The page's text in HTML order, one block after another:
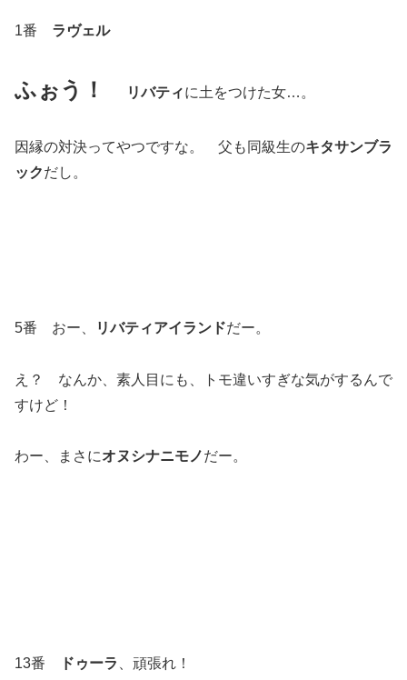
1番 ラヴェル
ふぉう！ リバティに土をつけた女…。
因縁の対決ってやつですな。 父も同級生のキタサンブラ
ックだし。
5番 おー、 リバティアイランドだー。
え？ なんか、素人目にも、トモ違いすぎな気がするんで
すけど！
わー、まさにオヌシナニモノだー。
13番 ドゥーラ 、頑張れ！